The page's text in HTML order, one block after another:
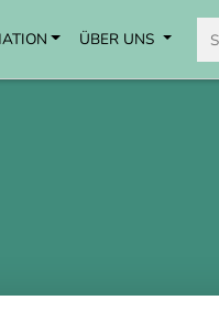
ÜBER UNS